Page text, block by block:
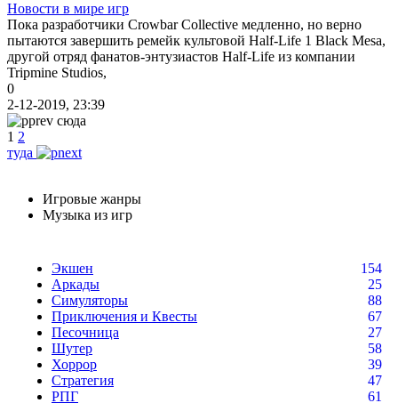
Новости в мире игр
Пока разработчики Crowbar Collective медленно, но верно
пытаются завершить ремейк культовой Half-Life 1 Black Mesa,
другой отряд фанатов-энтузиастов Half-Life из компании
Tripmine Studios,
0
2-12-2019, 23:39
сюда
1 2
туда
Игровые жанры
Музыка из игр
Экшен
154
Аркады
25
Симуляторы
88
Приключения и Квесты
67
Песочница
27
Шутер
58
Хоррор
39
Стратегия
47
РПГ
61